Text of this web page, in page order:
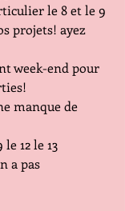
le 8 et le 9
projets! ayez
week-end pour
manque de
12 le 13
a pas